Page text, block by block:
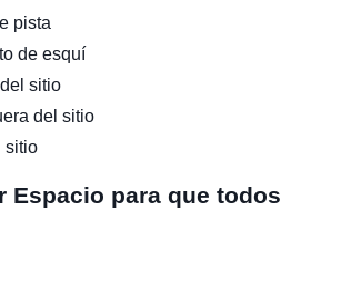
pista
de esquí
sitio
del sitio
sitio
Espacio para que todos